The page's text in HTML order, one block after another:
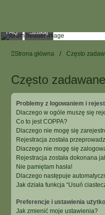
FAQ Szukaj
Strona główna Często
Często
Problemy z logowaniem i
Dlaczego w ogóle muszę się
Co to jest COPPA?
Dlaczego nie mogę się
Rejestracja została
Dlaczego nie mogę się
Rejestracja została dokonana
Nie pamiętam hasła!
Dlaczego następuje
Jak działa funkcja “Usuń
Preferencje i ustawienia
Jak zmienić moje ustawienia?